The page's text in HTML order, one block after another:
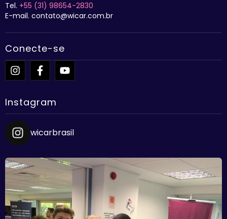
Tel. +55 (31) 98654-2830
E-mail. contato@wicar.com.br
Conecte-se
Instagram
wicarbrasil